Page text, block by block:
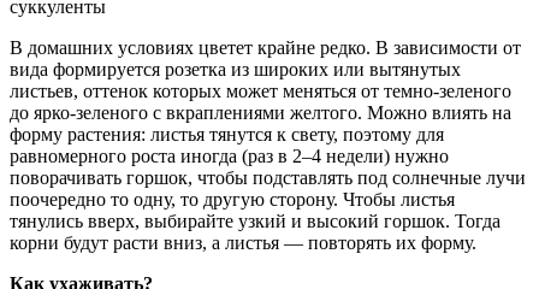
В домашних условиях цветет крайне редко. В зависимости от
вида формируется розетка из широких или вытянутых
листьев, оттенок которых может меняться от темно-зеленого
до ярко-зеленого с вкраплениями желтого. Можно влиять на
форму растения: листья тянутся к свету, поэтому для
равномерного роста иногда (раз в 2–4 недели) нужно
поворачивать горшок, чтобы подставлять под солнечные лучи
поочередно то одну, то другую сторону. Чтобы листья
тянулись вверх, выбирайте узкий и высокий горшок. Тогда
корни будут расти вниз, а листья — повторять их форму.
Как ухаживать?